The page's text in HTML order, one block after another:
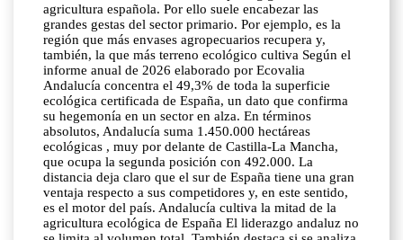
agricultura española. Por ello suele encabezar las
grandes gestas del sector primario. Por ejemplo, es la
región que más envases agropecuarios recupera y,
también, la que más terreno ecológico cultiva Según el
informe anual de 2026 elaborado por Ecovalia
Andalucía concentra el 49,3% de toda la superficie
ecológica certificada de España, un dato que confirma
su hegemonía en un sector en alza. En términos
absolutos, Andalucía suma 1.450.000 hectáreas
ecológicas , muy por delante de Castilla-La Mancha,
que ocupa la segunda posición con 492.000. La
distancia deja claro que el sur de España tiene una gran
ventaja respecto a sus competidores y, en este sentido,
es el motor del país. Andalucía cultiva la mitad de la
agricultura ecológica de España El liderazgo andaluz no